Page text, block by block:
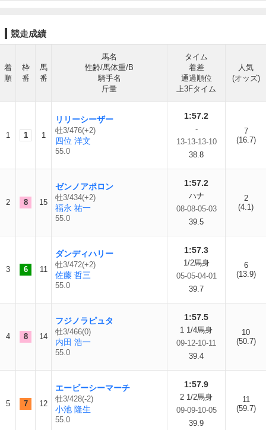
競走成績
着
順
枠
番
馬
番
馬名
性齢/馬体重/B
騎手名
斤量
タイム
着差
通過順位
上3Fタイム
人気
(オッズ)
1 1 1
リリーシーザー
牡3/476(+2)
四位 洋文
55.0
1:57.2
-
13-13-13-10
38.8
7
(16.7)
2 8 15
ゼンノアポロン
牡3/434(+2)
福永 祐一
55.0
1:57.2
ハナ
08-08-05-03
39.5
2
(4.1)
3 6 11
ダンディハリー
牡3/472(+2)
佐藤 哲三
55.0
1:57.3
1/2馬身
05-05-04-01
39.7
6
(13.9)
4 8 14
フジノラピュタ
牡3/466(0)
内田 浩一
55.0
1:57.5
1 1/4馬身
09-12-10-11
39.4
10
(50.7)
5 7 12
エービーシーマーチ
牡3/428(-2)
小池 隆生
55.0
1:57.9
2 1/2馬身
09-09-10-05
39.9
11
(59.7)